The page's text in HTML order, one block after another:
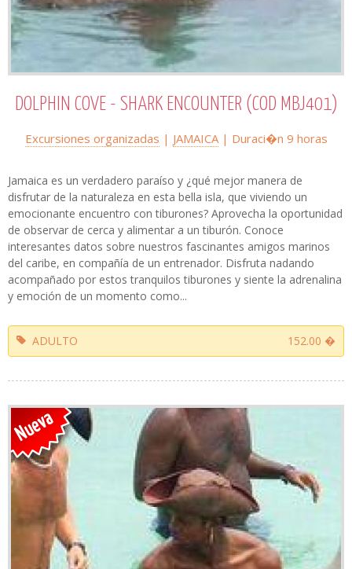
DOLPHIN COVE - SHARK ENCOUNTER (COD MBJ401)
Excursiones organizadas | JAMAICA| Duraci�n 9 horas
Jamaica es un verdadero paraíso y ¿qué mejor manera de
disfrutar de la naturaleza en esta bella isla, que viviendo un
emocionante encuentro con tiburones? Aprovecha la oportunidad
de observar de cerca y alimentar a un tiburón. Conoce
interesantes datos sobre nuestros fascinantes amigos marinos
del caribe, en compañía de un entrenador. Disfruta nadando
acompañado por estos tranquilos tiburones y siente la adrenalina
y emoción de un momento como...
ADULTO 152.00 �